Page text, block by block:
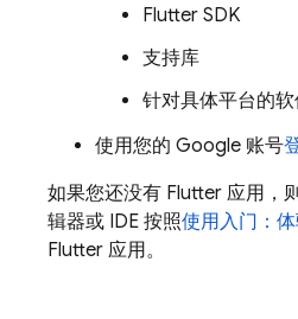
Flutter SDK
支持库
针对具体平台的
使用您的 Google 账号
如果您还没有 Flutter 应用，
辑器或 IDE 按照使用入门：
Flutter 应用。